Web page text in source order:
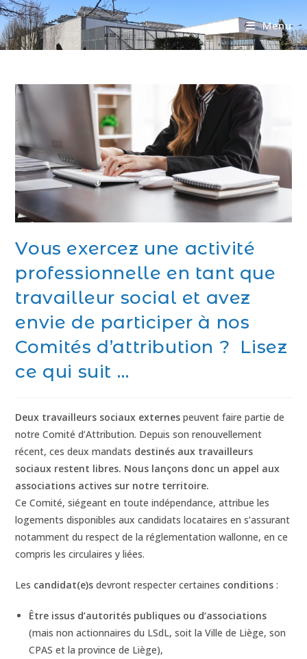
Menu
Vous exercez une activité
professionnelle en tant que
travailleur social et avez
envie de participer à nos
Comités d’attribution ? Lisez
ce qui suit …
Deux travailleurs sociaux externes peuvent faire partie de
notre Comité d’Attribution. Depuis son renouvellement
récent, ces deux mandats destinés aux travailleurs
sociaux restent libres. Nous lançons donc un appel aux
associations actives sur notre territoire.
Ce Comité, siégeant en toute indépendance, attribue les
logements disponibles aux candidats locataires en s’assurant
notamment du respect de la réglementation wallonne, en ce
compris les circulaires y liées.
Les candidat(e)s devront respecter certaines conditions:
Être issus d’autorités publiques ou d’associations
(mais non actionnaires du LSdL, soit la Ville de Liège, son
CPAS et la province de Liège),